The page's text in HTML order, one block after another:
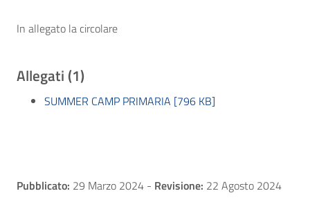
In allegato la circolare
Allegati (1)
SUMMER CAMP PRIMARIA [796 KB]
Pubblicato: 29 Marzo 2024 - Revisione: 22 Agosto 2024